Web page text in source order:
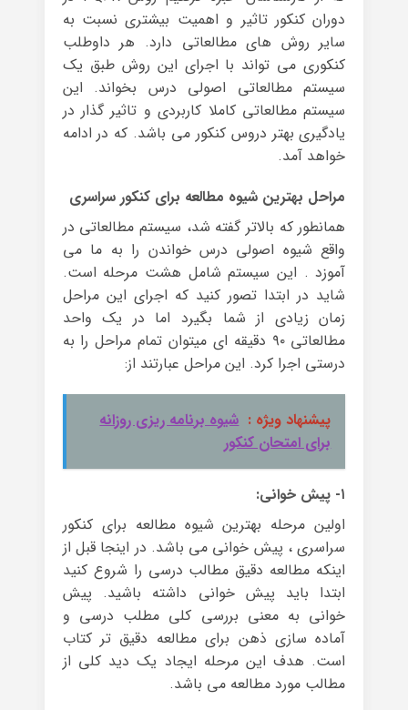
دوران کنکور تاثیر و اهمیت بیشتری نسبت به
سایر روش های مطالعاتی دارد. هر داوطلب
کنکوری می تواند با اجرای این روش طبق یک
سیستم مطالعاتی اصولی درس بخواند. این
سیستم مطالعاتی کاملا کاربردی و تاثیر گذار در
یادگیری بهتر دروس کنکور می باشد. که در ادامه
خواهد آمد.
مراحل بهترین شیوه مطالعه برای کنکور سراسری
همانطور که بالاتر گفته شد، سیستم مطالعاتی در
واقع شیوه اصولی درس خواندن را به ما می
آموزد . این سیستم شامل هشت مرحله است.
شاید در ابتدا تصور کنید که اجرای این مراحل
زمان زیادی از شما بگیرد اما در یک واحد
مطالعاتی ۹۰ دقیقه ای میتوان تمام مراحل را به
درستی اجرا کرد. این مراحل عبارتند از:
پیشنهاد ویژه : شیوه برنامه ریزی روزانه
برای امتحان کنکور
۱- پیش خوانی:
اولین مرحله بهترین شیوه مطالعه برای کنکور
سراسری ، پیش خوانی می باشد. در اینجا قبل از
اینکه مطالعه دقیق مطالب درسی را شروع کنید
ابتدا باید پیش خوانی داشته باشید. پیش
خوانی به معنی بررسی کلی مطلب درسی و
آماده سازی ذهن برای مطالعه دقیق تر کتاب
است. هدف این مرحله ایجاد یک دید کلی از
مطالب مورد مطالعه می باشد.